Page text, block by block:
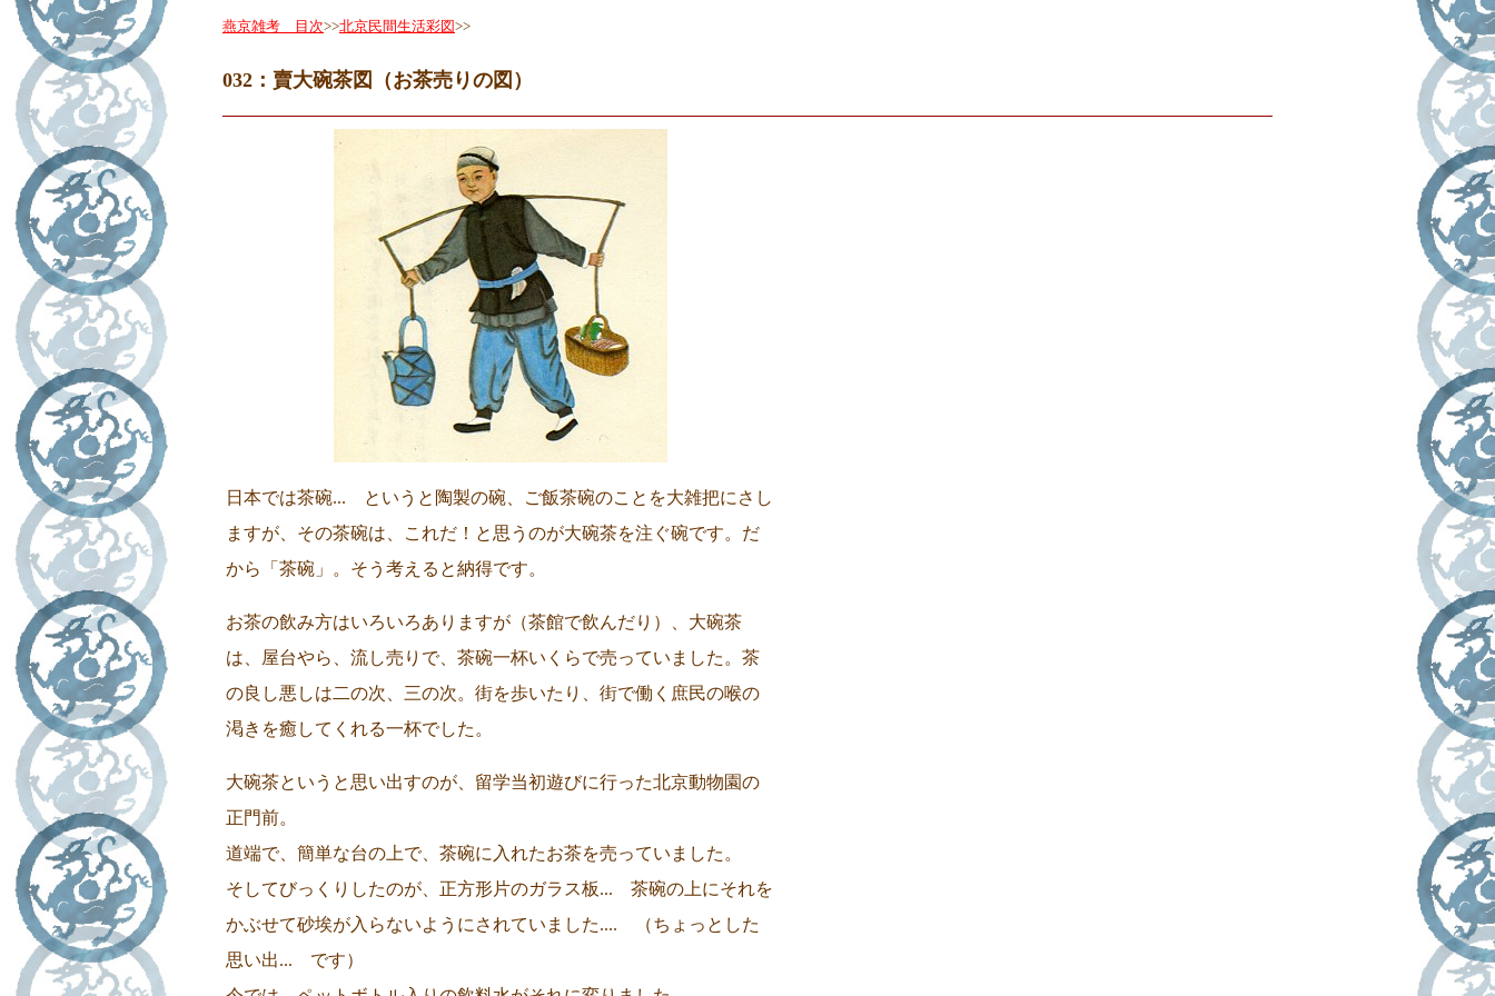
燕京雑考 目次>>北京民間生活彩図>>
032：賣大碗茶図（お茶売りの図）
日本では茶碗... というと陶製の碗、ご飯茶碗のことを大雑把にさし
ますが、その茶碗は、これだ！と思うのが大碗茶を注ぐ碗です。だ
から「茶碗」。そう考えると納得です。
お茶の飲み方はいろいろありますが（茶館で飲んだり）、大碗茶
は、屋台やら、流し売りで、茶碗一杯いくらで売っていました。茶
の良し悪しは二の次、三の次。街を歩いたり、街で働く庶民の喉の
渇きを癒してくれる一杯でした。
大碗茶というと思い出すのが、留学当初遊びに行った北京動物園の
正門前。
道端で、簡単な台の上で、茶碗に入れたお茶を売っていました。
そしてびっくりしたのが、正方形片のガラス板... 茶碗の上にそれを
かぶせて砂埃が入らないようにされていました.... （ちょっとした
思い出... です）